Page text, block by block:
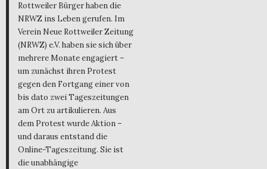
Rottweiler Bürger haben die
NRWZ ins Leben gerufen. Im
Verein Neue Rottweiler Zeitung
(NRWZ) e.V. haben sie sich über
mehrere Monate engagiert –
um zunächst ihren Protest
gegen den Fortgang einer von
bis dato zwei Tageszeitungen
am Ort zu artikulieren. Aus
dem Protest wurde Aktion –
und daraus entstand die
Online-Tageszeitung. Sie ist
die unabhängige